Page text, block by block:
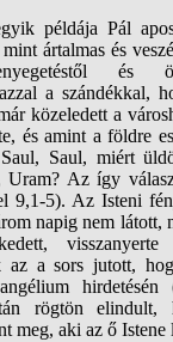
példája Pál
ártalmas és
és
a szándékkal,
közeledett a
és amint a földre
Saul, miért
Uram? Az így
9,1-5). Az Isteni
napig nem látott,
az a sors jutott,
rögtön
meg, aki az ő Istene